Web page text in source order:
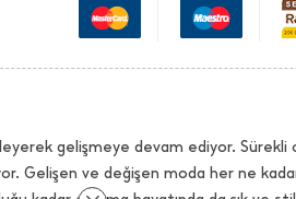
gelişmeye devam ediyor.
Gelişen ve değişen moda her ne